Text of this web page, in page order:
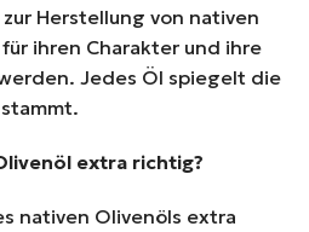
Herstellung von nativen
ihren Charakter und ihre
Jedes Öl spiegelt die
extra richtig?
nativen Olivenöls extra